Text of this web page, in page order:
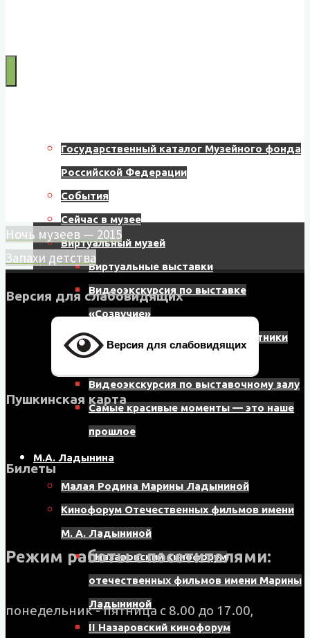
учреждение
культуры
муниципального
округа
662200,
Назарово,
17,
Государственный каталог Музейного фонда
Российской Федерации
События
Сейчас в музее
Виртуальный музей
Виртуальные выставки
Видеоэкскурсия по выставке
«Созвучие»
Видеоэкскурсия по залу «Защитники
отечества»
Видеоэкскурсия по выставочному залу
Самые красивые моменты — это наше
прошлое
М.А. Ладынина
Малая Родина Марины Ладыниной
Кинофорум Отечественных фильмов имени
М. А. Ладыниной
I Назаровский кинофорум
отечественных фильмов имени Марины
Ладыниной
II Назаровский кинофорум
Ночь музеев — 2015
Запахи детства
Версия для слабовидящих
Версия для слабовидящих
Пушкинская карта
Билеты
Режим работы с посетителями:
понедельник - пятница с 8.00 до 17.00,